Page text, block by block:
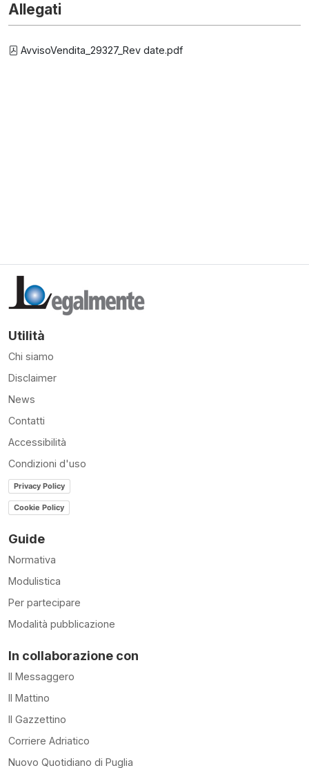
Allegati
AvvisoVendita_29327_Rev date.pdf
Utilità
Chi siamo
Disclaimer
News
Contatti
Accessibilità
Condizioni d'uso
Privacy Policy
Cookie Policy
Guide
Normativa
Modulistica
Per partecipare
Modalità pubblicazione
In collaborazione con
Il Messaggero
Il Mattino
Il Gazzettino
Corriere Adriatico
Nuovo Quotidiano di Puglia